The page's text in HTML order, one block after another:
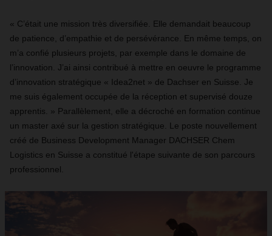
« C’était une mission très diversifiée. Elle demandait beaucoup
de patience, d’empathie et de persévérance. En même temps, on
m’a confié plusieurs projets, par exemple dans le domaine de
l’innovation. J’ai ainsi contribué à mettre en oeuvre le programme
d’innovation stratégique « Idea2net » de Dachser en Suisse. Je
me suis également occupée de la réception et supervisé douze
apprentis. » Parallèlement, elle a décroché en formation continue
un master axé sur la gestion stratégique. Le poste nouvellement
créé de Business Development Manager DACHSER Chem
Logistics en Suisse a constitué l'étape suivante de son parcours
professionnel.